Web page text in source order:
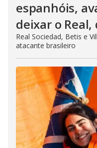
espanhóis,
deixar o
Real Sociedad, Betis e
atacante brasileiro